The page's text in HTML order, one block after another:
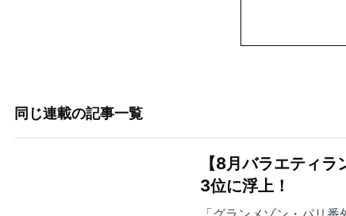
同じ連載の記事一覧
【8月バラエティ
3位に浮上！